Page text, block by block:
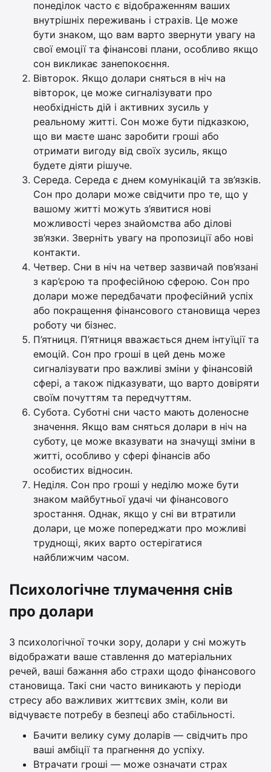
понеділок часто є відображенням ваших
внутрішніх переживань і страхів. Це може
бути знаком, що вам варто звернути увагу на
свої емоції та фінансові плани, особливо якщо
сон викликає занепокоєння.
Вівторок. Якщо долари сняться в ніч на
вівторок, це може сигналізувати про
необхідність дій і активних зусиль у
реальному житті. Сон може бути підказкою,
що ви маєте шанс заробити гроші або
отримати вигоду від своїх зусиль, якщо
будете діяти рішуче.
Середа. Середа є днем комунікацій та зв’язків.
Сон про долари може свідчити про те, що у
вашому житті можуть з’явитися нові
можливості через знайомства або ділові
зв’язки. Зверніть увагу на пропозиції або нові
контакти.
Четвер. Сни в ніч на четвер зазвичай пов’язані
з кар’єрою та професійною сферою. Сон про
долари може передбачати професійний успіх
або покращення фінансового становища через
роботу чи бізнес.
П’ятниця. П’ятниця вважається днем інтуїції та
емоцій. Сон про гроші в цей день може
сигналізувати про важливі зміни у фінансовій
сфері, а також підказувати, що варто довіряти
своїм почуттям та передчуттям.
Субота. Суботні сни часто мають доленосне
значення. Якщо вам сняться долари в ніч на
суботу, це може вказувати на значущі зміни в
житті, особливо у сфері фінансів або
особистих відносин.
Неділя. Сон про гроші у неділю може бути
знаком майбутньої удачі чи фінансового
зростання. Однак, якщо у сні ви втратили
долари, це може попереджати про можливі
труднощі, яких варто остерігатися
найближчим часом.
Психологічне тлумачення снів
про долари
З психологічної точки зору, долари у сні можуть
відображати ваше ставлення до матеріальних
речей, ваші бажання або страхи щодо фінансового
становища. Такі сни часто виникають у періоди
стресу або важливих життєвих змін, коли ви
відчуваєте потребу в безпеці або стабільності.
Бачити велику суму доларів — свідчить про
ваші амбіції та прагнення до успіху.
Втрачати гроші — може означати страх